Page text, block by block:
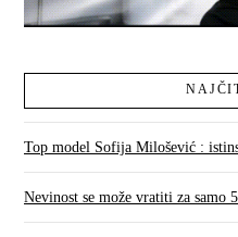
Top model Sofija Milošević :
Nevinost se može vratiti za samo